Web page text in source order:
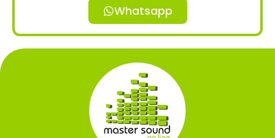
Whatsapp